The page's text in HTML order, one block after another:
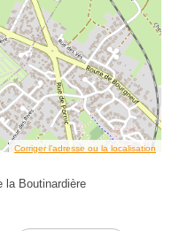
Corriger l’adresse ou la localisation
la Boutinardière